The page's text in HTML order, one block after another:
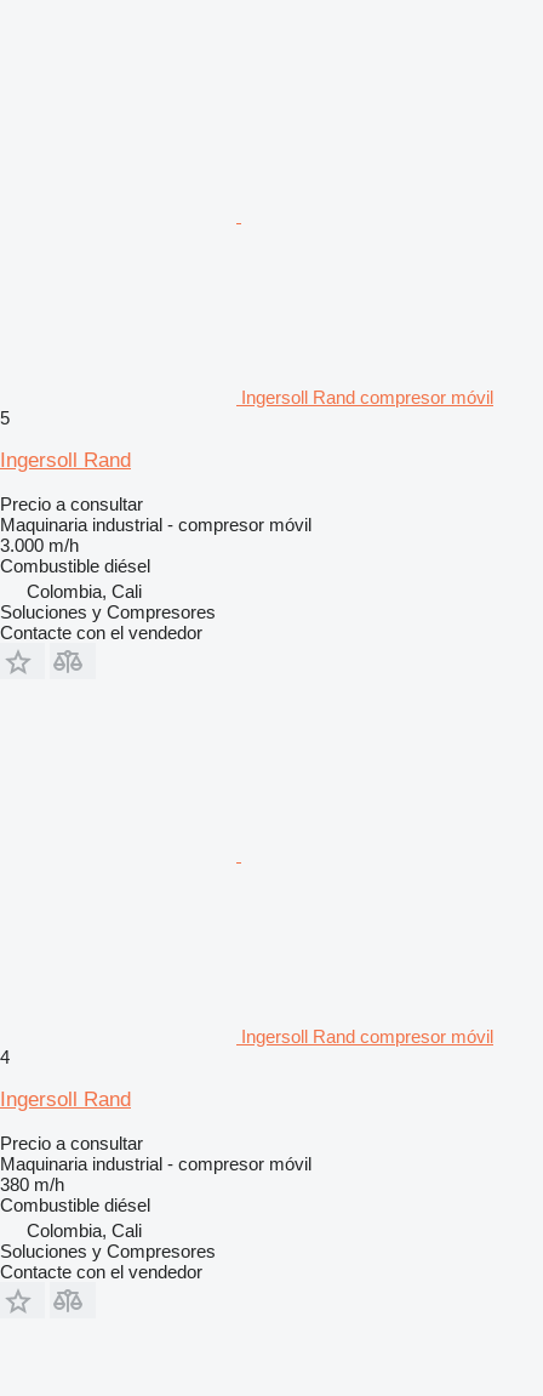
Ingersoll Rand compresor móvil
5
Ingersoll Rand
Precio a consultar
Maquinaria industrial - compresor móvil
3.000 m/h
Combustible diésel
Colombia, Cali
Soluciones y Compresores
Contacte con el vendedor
Ingersoll Rand compresor móvil
4
Ingersoll Rand
Precio a consultar
Maquinaria industrial - compresor móvil
380 m/h
Combustible diésel
Colombia, Cali
Soluciones y Compresores
Contacte con el vendedor